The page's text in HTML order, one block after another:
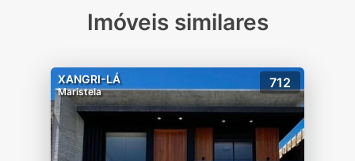
-Piscina indoor
-2 espaços gourmet
-Fitness
-Lounge Zen
-Lounge mirante
Imóveis similares
XANGRI-LÁ
Maristela
712